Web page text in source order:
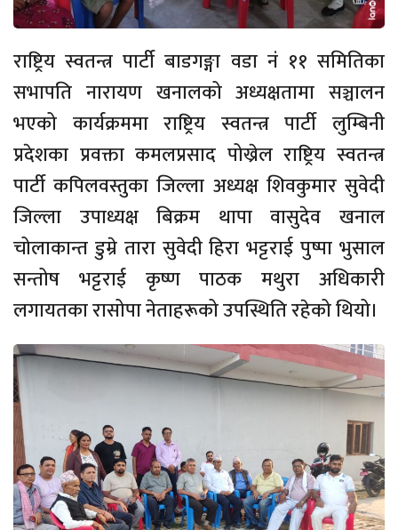
राष्ट्रिय स्वतन्त्र पार्टी बाडगङ्गा वडा नं ११ समितिका
सभापति नारायण खनालको अध्यक्षतामा सञ्चालन
भएको कार्यक्रममा राष्ट्रिय स्वतन्त्र पार्टी लुम्बिनी
प्रदेशका प्रवक्ता कमलप्रसाद पोख्रेल राष्ट्रिय स्वतन्त्र
पार्टी कपिलवस्तुका जिल्ला अध्यक्ष शिवकुमार सुवेदी
जिल्ला उपाध्यक्ष बिक्रम थापा वासुदेव खनाल
चोलाकान्त डुम्रे तारा सुवेदी हिरा भट्टराई पुष्पा भुसाल
सन्तोष भट्टराई कृष्ण पाठक मथुरा अधिकारी
लगायतका रासोपा नेताहरूको उपस्थिति रहेको थियो।